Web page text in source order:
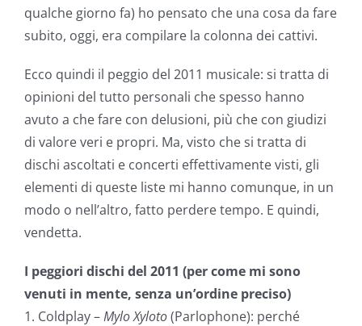
qualche giorno fa) ho pensato che una cosa da fare
subito, oggi, era compilare la colonna dei cattivi.
Ecco quindi il peggio del 2011 musicale: si tratta di
opinioni del tutto personali che spesso hanno
avuto a che fare con delusioni, più che con giudizi
di valore veri e propri. Ma, visto che si tratta di
dischi ascoltati e concerti effettivamente visti, gli
elementi di queste liste mi hanno comunque, in un
modo o nell’altro, fatto perdere tempo. E quindi,
vendetta.
I peggiori dischi del 2011 (per come mi sono
venuti in mente, senza un’ordine preciso)
1. Coldplay –Mylo Xyloto(Parlophone): perché